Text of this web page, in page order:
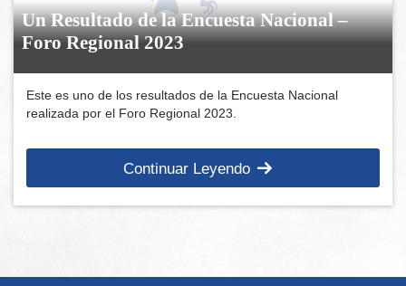
Un Resultado de la Encuesta Nacional –
Foro Regional 2023
Este es uno de los resultados de la Encuesta Nacional
realizada por el Foro Regional 2023.
Continuar Leyendo